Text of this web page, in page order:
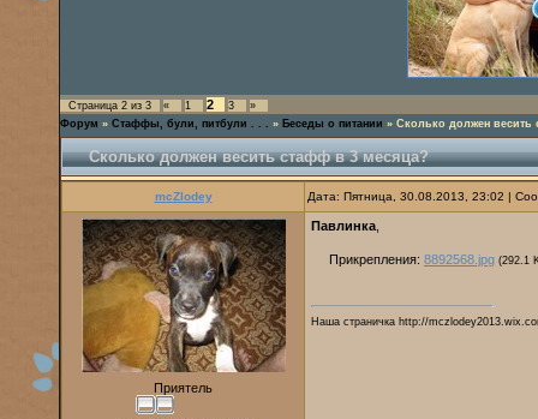
Страница 2 из 3 « 1 2 3
»
Форум » Стаффы, були, питбули . . . » Беседы о питании » Сколько должен весить
Сколько должен весить стафф в 3 месяца?
mcZlodey Дата: Пятница, 30.08.2013, 23:02 |
Приятель
Павлинка
Прикрепления: 8892568.jpg (292.1
Наша страничка http://